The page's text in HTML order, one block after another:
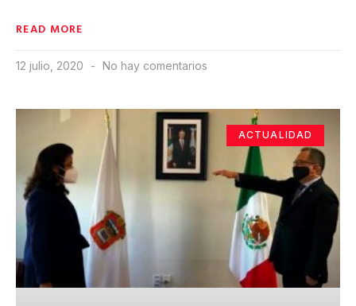
READ MORE
12 julio, 2020 No hay comentarios
ACTUALIDAD